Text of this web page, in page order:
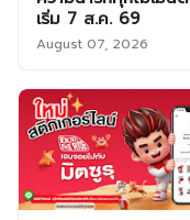
เริ่ม 7 ส.ค. 69
August 07, 2026